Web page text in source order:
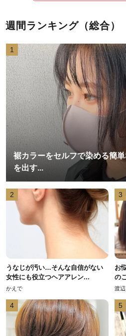
週間ランキング（総合）
1
裾カラーをセルフで染める簡
を出す...
2
うなじが汚い…そんな自信がない
女性にも役立つヘアアレン...
かえで
3
お
の
渡
4 5